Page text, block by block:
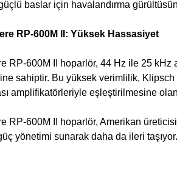
baslar için havalandırma
RP-600M II: Yüksek Hassasiyet
RP-600M II hoparlör, 44 Hz ile 25
sahiptir. Bu yüksek verimlilik,
amplifikatörleriyle eşleştirilmesine
RP-600M II hoparlör, Amerikan
yönetimi sunarak daha da ileri